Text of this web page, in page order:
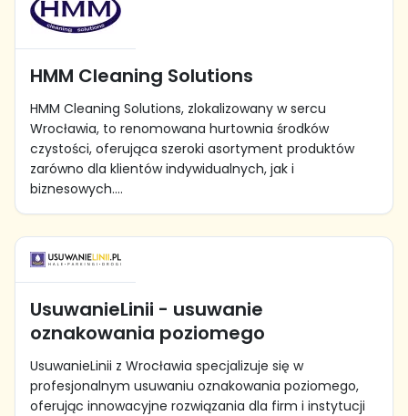
HMM Cleaning Solutions
HMM Cleaning Solutions, zlokalizowany w sercu
Wrocławia, to renomowana hurtownia środków
czystości, oferująca szeroki asortyment produktów
zarówno dla klientów indywidualnych, jak i
biznesowych....
UsuwanieLinii - usuwanie
oznakowania poziomego
UsuwanieLinii z Wrocławia specjalizuje się w
profesjonalnym usuwaniu oznakowania poziomego,
oferując innowacyjne rozwiązania dla firm i instytucji